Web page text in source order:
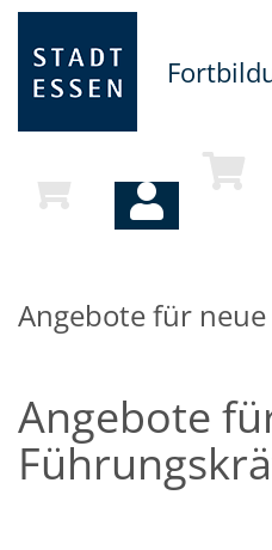
Angebote für
Angebote